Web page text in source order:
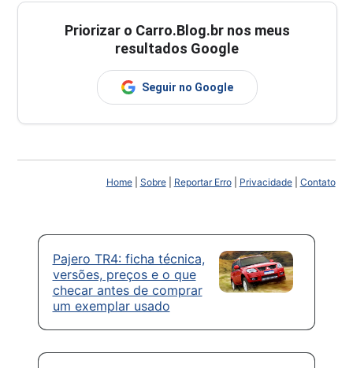
Priorizar o Carro.Blog.br nos meus
resultados Google
Seguir no Google
Home| Sobre| Reportar Erro| Privacidade| Contato
Pajero TR4: ficha técnica,
versões, preços e o que
checar antes de comprar
um exemplar usado